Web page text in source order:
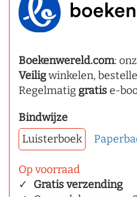
Boekenwereld.com:
Veiligwinkelen,
Regelmatig gratise-
Bindwijze
Luisterboek
Op voorraad
Gratis verzending